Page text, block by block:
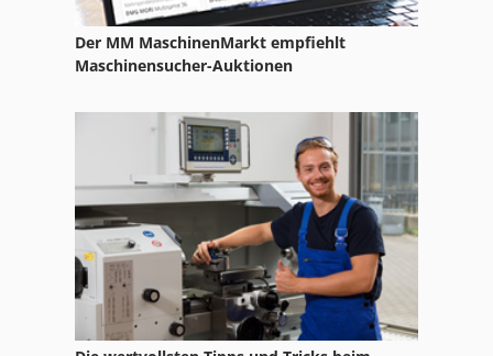
Amada Gxii 630
Amada Hfb
Amada Hfe M2 2204
Amada Hft
Amada Kreissäge
Amada Lc 2415
Amada Pega
Der MM MaschinenMarkt empfiehlt
Maschinensucher-Auktionen